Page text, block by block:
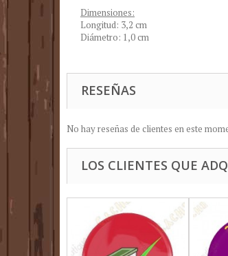
Dimensiones:
Longitud: 3,2 cm
Diámetro: 1,0 cm
RESEÑAS
No hay reseñas de clientes en este
LOS CLIENTES QUE